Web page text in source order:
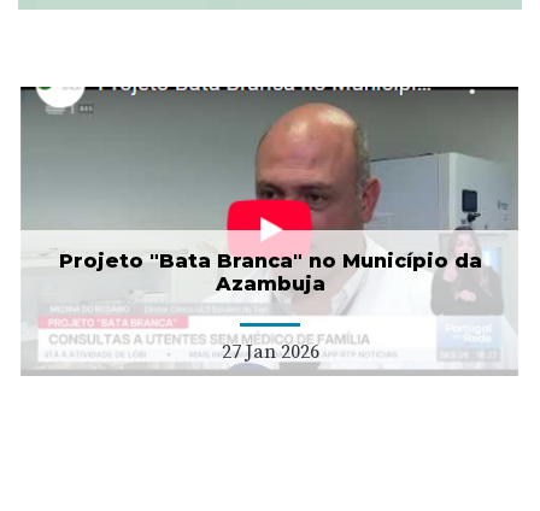
Projeto "Bata Branca" no Município da
Azambuja
27 Jan 2026